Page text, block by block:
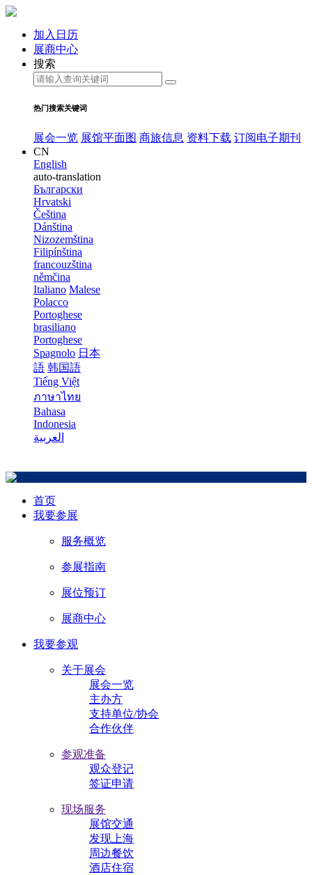
加入日历
展商中心
搜索
热门搜索关键词
展会一览 展馆平面图 商旅信息 资料下载 订阅电子期刊
CN
English
auto-translation
Български
Hrvatski
Čeština
Dánština
Nizozemština
Filipínština
francouzština
němčina
Italiano Malese
Polacco
Portoghese
brasiliano
Portoghese
Spagnolo 日本
語 韩国語
Tiếng Việt
ภาษาไทย
Bahasa
Indonesia
العربية
首页
我要参展
服务概览
参展指南
展位预订
展商中心
我要参观
关于展会
展会一览
主办方
支持单位/协会
合作伙伴
参观准备
观众登记
签证申请
现场服务
展馆交通
发现上海
周边餐饮
酒店住宿